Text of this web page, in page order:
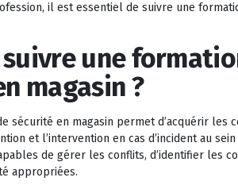
il est essentiel de suivre une
une
magasin ?
sécurité en magasin permet d’acquérir
et l’intervention en cas d’incident au
de gérer les conflits, d’identifier les
appropriées.